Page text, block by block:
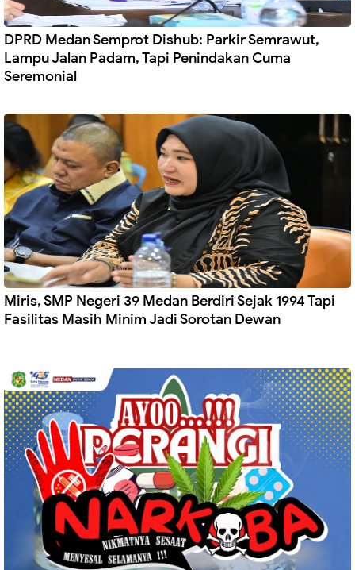
DPRD Medan Semprot Dishub: Parkir Semrawut,
Lampu Jalan Padam, Tapi Penindakan Cuma
Seremonial
Miris, SMP Negeri 39 Medan Berdiri Sejak 1994 Tapi
Fasilitas Masih Minim Jadi Sorotan Dewan